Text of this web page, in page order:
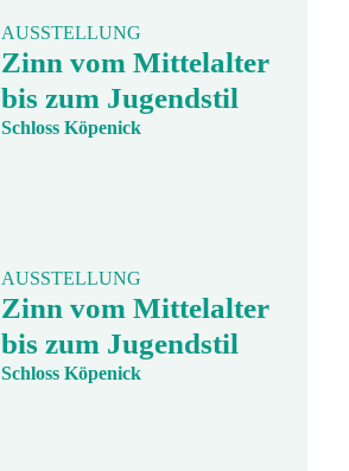
AUSSTELLUNG
Zinn vom Mittelalter
bis zum Jugendstil
Schloss Köpenick
AUSSTELLUNG
Zinn vom Mittelalter
bis zum Jugendstil
Schloss Köpenick